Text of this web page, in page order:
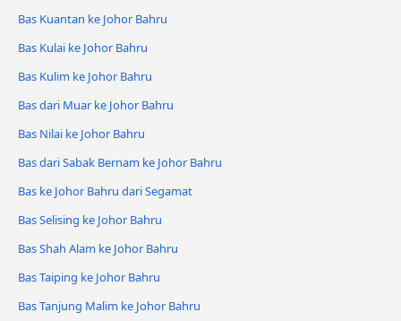
Bas Kuantan ke Johor Bahru
Bas Kulai ke Johor Bahru
Bas Kulim ke Johor Bahru
Bas dari Muar ke Johor Bahru
Bas Nilai ke Johor Bahru
Bas dari Sabak Bernam ke Johor Bahru
Bas ke Johor Bahru dari Segamat
Bas Selising ke Johor Bahru
Bas Shah Alam ke Johor Bahru
Bas Taiping ke Johor Bahru
Bas Tanjung Malim ke Johor Bahru